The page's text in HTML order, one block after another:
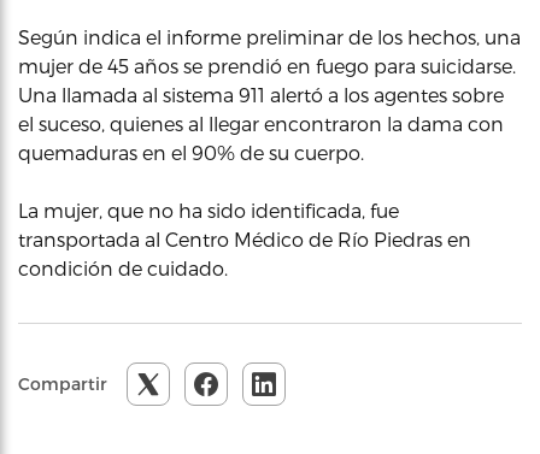
Según indica el informe preliminar de los hechos, una
mujer de 45 años se prendió en fuego para suicidarse.
Una llamada al sistema 911 alertó a los agentes sobre
el suceso, quienes al llegar encontraron la dama con
quemaduras en el 90% de su cuerpo.
La mujer, que no ha sido identificada, fue
transportada al Centro Médico de Río Piedras en
condición de cuidado.
Compartir